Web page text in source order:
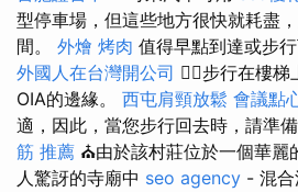
型停車場，但這些地方很快就耗盡
間。 外燴 烤肉 值得早點到達或步
外國人在台灣開公司 🚶‍♂️步行在樓梯
OIA的邊緣。 西屯肩頸放鬆 會議點
適，因此，當您步行回去時，請準
筋 推薦 ⛪由於該村莊位於一個華麗
人驚訝的寺廟中 seo agency - 混